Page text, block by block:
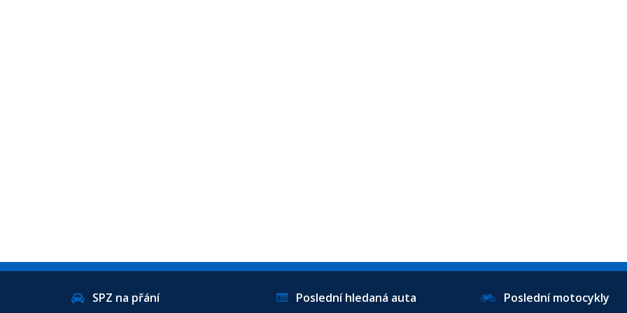
SPZ na přání Poslední hledaná auta Poslední motocykly